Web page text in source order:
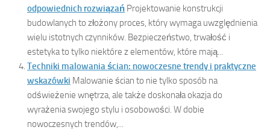
odpowiednich rozwiązań Projektowanie konstrukcji
budowlanych to złożony proces, który wymaga uwzględnienia
wielu istotnych czynników. Bezpieczeństwo, trwałość i
estetyka to tylko niektóre z elementów, które mają...
Techniki malowania ścian: nowoczesne trendy i praktyczne
wskazówki Malowanie ścian to nie tylko sposób na
odświeżenie wnętrza, ale także doskonała okazja do
wyrażenia swojego stylu i osobowości. W dobie
nowoczesnych trendów,...